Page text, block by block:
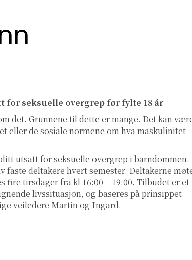
for seksuelle overgrep før fylte 18 år
det. Grunnene til dette er mange. Det kan
eller de sosiale normene om hva maskulinitet
utsatt for seksuelle overgrep i barndommen.
faste deltakere hvert semester. Deltakerne
fire tirsdager fra kl 16:00 – 19:00. Tilbudet er et
livssituasjon, og baseres på prinsippet
veiledere Martin og Ingard.